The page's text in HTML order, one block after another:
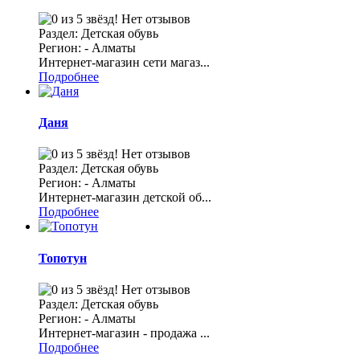
Нет отзывов
Раздел: Детская обувь
Регион: - Алматы
Интернет-магазин сети магаз...
Подробнее
Даня
Нет отзывов
Раздел: Детская обувь
Регион: - Алматы
Интернет-магазин детской об...
Подробнее
Топотун
Нет отзывов
Раздел: Детская обувь
Регион: - Алматы
Интернет-магазин - продажа ...
Подробнее